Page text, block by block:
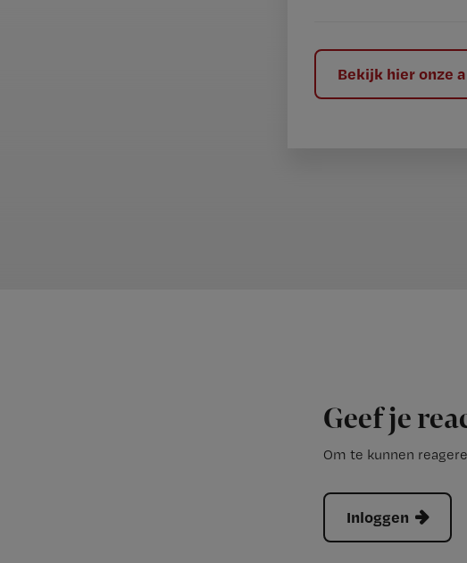
?
Bekijk hier onze
Geef je
Om te kunnen
Inloggen